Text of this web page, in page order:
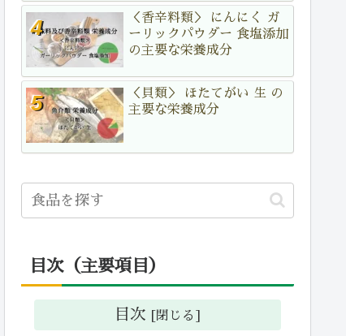
＜香辛料類＞ にんにく ガ
ーリックパウダー 食塩添加
の主要な栄養成分
＜貝類＞ ほたてがい 生 の
主要な栄養成分
目次（主要項目）
目次